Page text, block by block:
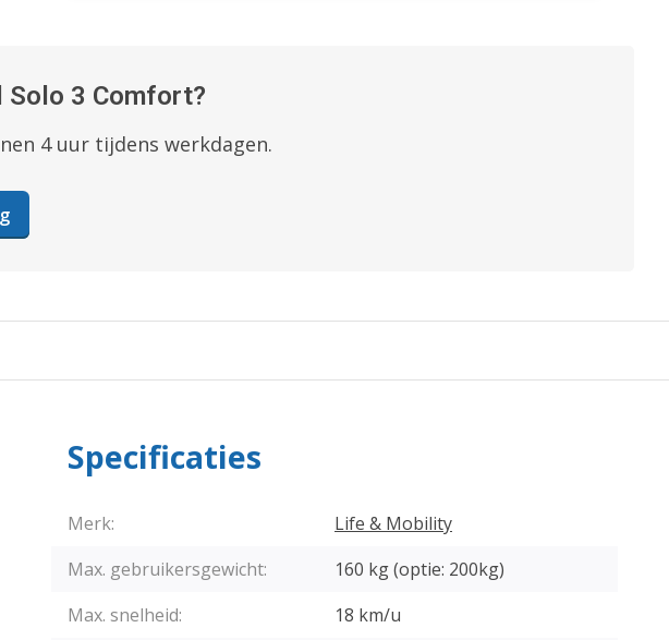
Solo 3 Comfort?
4 uur tijdens werkdagen.
Specificaties
Merk:
Life & Mobility
Max. gebruikersgewicht:
160 kg (optie: 200kg)
Max. snelheid:
18 km/u